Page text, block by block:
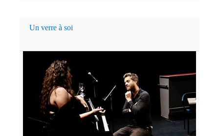
Un verre à soi